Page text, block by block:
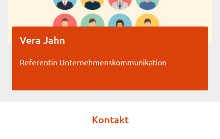
Vera Jahn
Referentin Unternehmenskommunikation
Kontakt